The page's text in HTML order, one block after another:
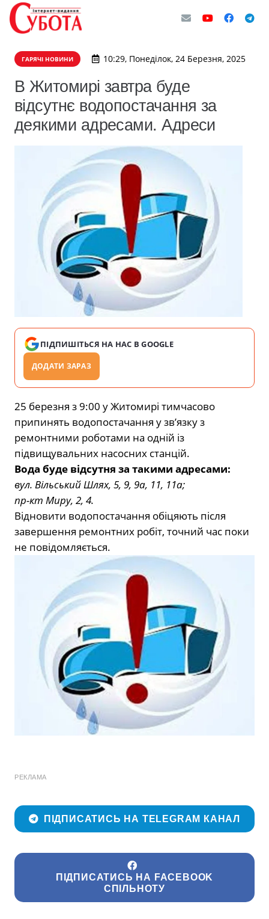
ГАРЯЧІ НОВИНИ 10:29, Понеділок, 24 Березня, 2025
В Житомирі завтра буде
відсутнє водопостачання за
деякими адресами. Адреси
ПІДПИШІТЬСЯ НА НАС В GOOGLE
ДОДАТИ ЗАРАЗ
25 березня з 9:00 у Житомирі тимчасово
припинять водопостачання у зв’язку з
ремонтними роботами на одній із
підвищувальних насосних станцій.
Вода буде відсутня за такими адресами:
вул. Вільський Шлях, 5, 9, 9а, 11, 11а;
пр-кт Миру, 2, 4.
Відновити водопостачання обіцяють після
завершення ремонтних робіт, точний час поки
не повідомляється.
РЕКЛАМА
ПІДПИСАТИСЬ НА TELEGRAM КАНАЛ
ПІДПИСАТИСЬ НА FACEBOOK
СПІЛЬНОТУ